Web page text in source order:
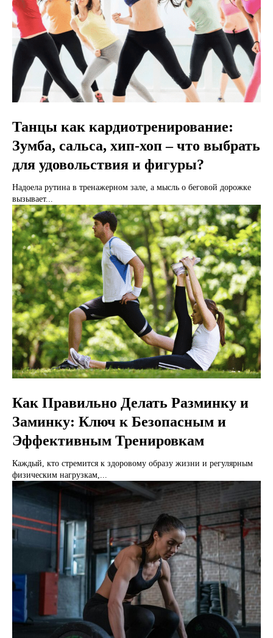
Танцы как кардиотренирование:
Зумба, сальса, хип-хоп – что выбрать
для удовольствия и фигуры?
Надоела рутина в тренажерном зале, а мысль о беговой дорожке
вызывает...
Как Правильно Делать Разминку и
Заминку: Ключ к Безопасным и
Эффективным Тренировкам
Каждый, кто стремится к здоровому образу жизни и регулярным
физическим нагрузкам,...